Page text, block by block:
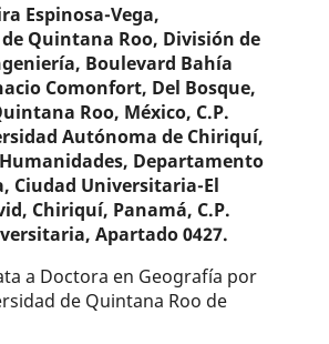
Espinosa-Vega,
Quintana Roo, División de
Boulevard Bahía
Comonfort, Del Bosque,
Roo, México, C.P.
Autónoma de Chiriquí,
Departamento
Ciudad Universitaria-El
Chiriquí, Panamá, C.P.
Apartado 0427.
a Doctora en Geografía por
de Quintana Roo de